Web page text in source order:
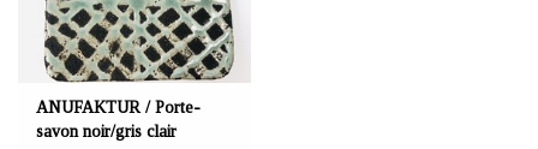
ANUFAKTUR / Porte-
savon noir/gris clair